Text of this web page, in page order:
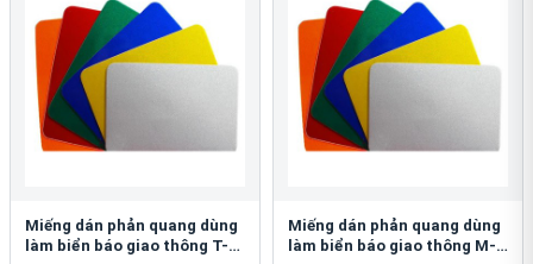
Miếng dán phản quang dùng
làm biển báo giao thông T-
Miếng dán phản quang dùng
làm biển báo giao thông M-